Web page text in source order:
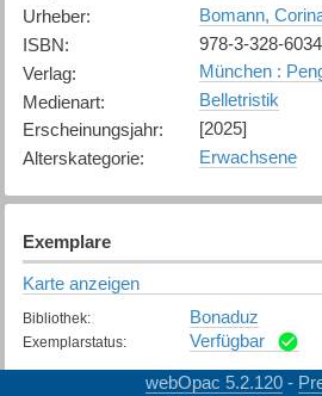
Urheber:
Bomann,
ISBN:
978-3-328-
Verlag:
München :
Medienart:
Belletristik
Erscheinungsjahr:
[2025]
Alterskategorie: Erwachsene
Exemplare
Karte anzeigen
Bibliothek: Bonaduz
Exemplarstatus: Verfügbar
Chur
webOpac 5.2.120 -